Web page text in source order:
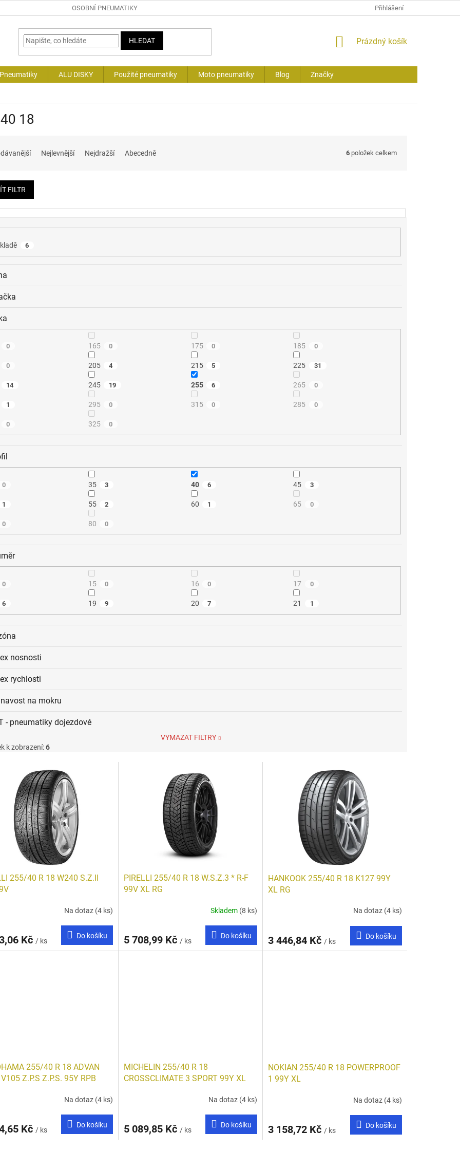
OSOBNÍ PNEUMATIKY Přihlášení
HLEDAT
NÁKUPNÍ
Prázdný košík
ALU DISKY Použité pneumatiky Moto pneumatiky Blog Značky
18
Nejlevnější Nejdražší Abecedně 6 položek celkem
FILTR
6
0 165 0 175 0 185 0
0 205 4 215 5 225 31
14 245 19 255 6 265 0
1 295 0 315 0 285 0
0 325 0
0 35 3 40 6 45 3
1 55 2 60 1 65 0
0 80 0
0 15 0 16 0 17 0
6 19 9 20 7 21 1
nosnosti
rychlosti
na mokru
- pneumatiky dojezdové
VYMAZAT FILTRY
k zobrazení:6
255/40 R 18 W240 S.Z.II
Na dotaz (4 ks)
Kč / ks
Do košíku
PIRELLI 255/40 R 18 W.S.Z.3 * R-F
99V XL RG
Skladem (8 ks)
5 708,99 Kč / ks
Do košíku
HANKOOK 255/40 R 18 K127 99Y
XL RG
Na dotaz (4 ks)
3 446,84 Kč / ks
Do košíku
255/40 R 18 ADVAN
Z.P.S Z.P.S. 95Y RPB
Na dotaz (4 ks)
Kč / ks
Do košíku
MICHELIN 255/40 R 18
CROSSCLIMATE 3 SPORT 99Y XL
Na dotaz (4 ks)
5 089,85 Kč / ks
Do košíku
NOKIAN 255/40 R 18 POWERPROOF
1 99Y XL
Na dotaz (4 ks)
3 158,72 Kč / ks
Do košíku